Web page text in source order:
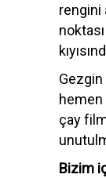
rengini
Gezgin
hemen
çay
Bizim